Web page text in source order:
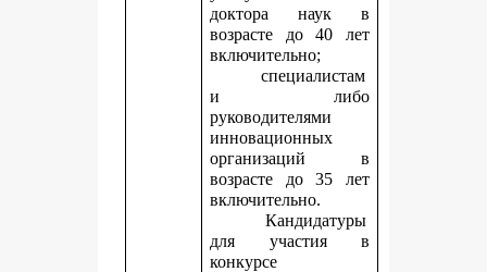
доктора наук в
возрасте до 40 лет
включительно;
специалистам
и либо
руководителями
инновационных
организаций в
возрасте до 35 лет
включительно.
Кандидатуры
для участия в
конкурсе